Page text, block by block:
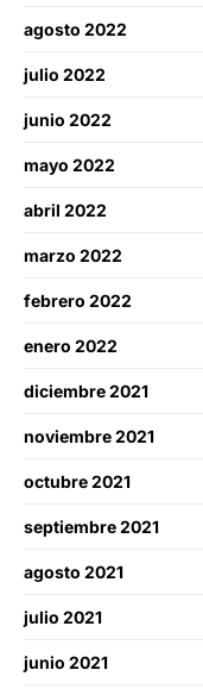
agosto 2022
julio 2022
junio 2022
mayo 2022
abril 2022
marzo 2022
febrero 2022
enero 2022
diciembre 2021
noviembre 2021
octubre 2021
septiembre 2021
agosto 2021
julio 2021
junio 2021